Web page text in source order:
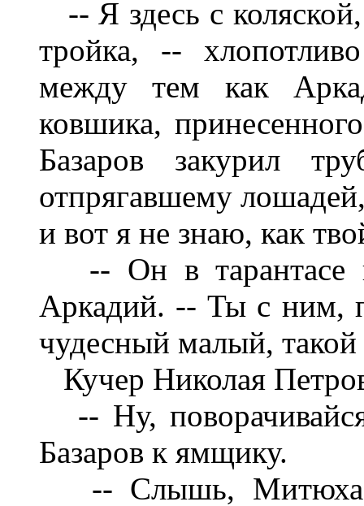
-- Я здесь с коляской,
тройка, --
между тем как
ковшика,
Базаров закурил
отпрягавшему
и вот я не знаю, как
-- Он в тарантасе
Аркадий. -- Ты с ним,
чудесный малый,
Кучер Николая
-- Ну,
Базаров к ямщику.
-- Слышь, Митюха,